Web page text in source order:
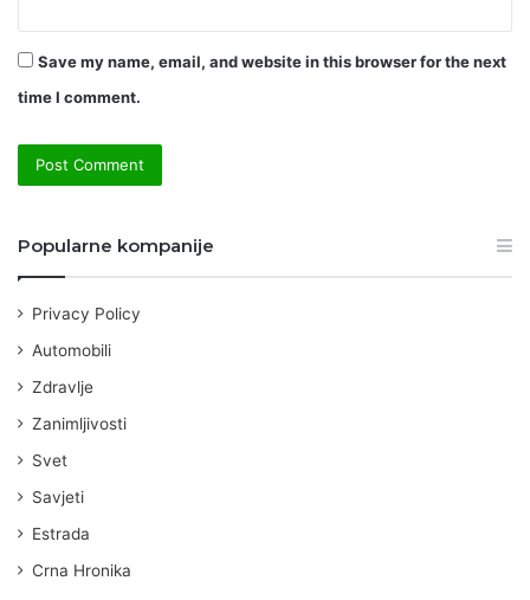
Save my name, email, and website in this browser for the next
time I comment.
Popularne kompanije
Privacy Policy
Automobili
Zdravlje
Zanimljivosti
Svet
Savjeti
Estrada
Crna Hronika